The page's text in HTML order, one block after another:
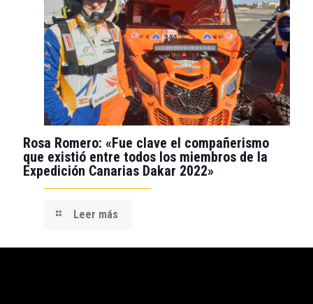
Rosa Romero: «Fue clave el compañerismo
que existió entre todos los miembros de la
Expedición Canarias Dakar 2022»
Leer más